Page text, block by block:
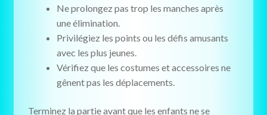
Ne prolongez pas trop les manches après
une élimination.
Privilégiez les points ou les défis amusants
avec les plus jeunes.
Vérifiez que les costumes et accessoires ne
gênent pas les déplacements.
Terminez la partie avant que les enfants ne se